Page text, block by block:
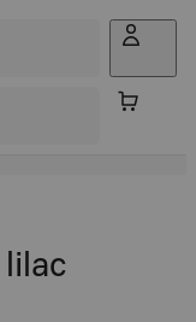
lilac